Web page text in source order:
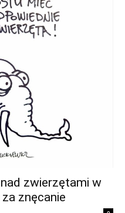
zwierzętami w
znęcanie